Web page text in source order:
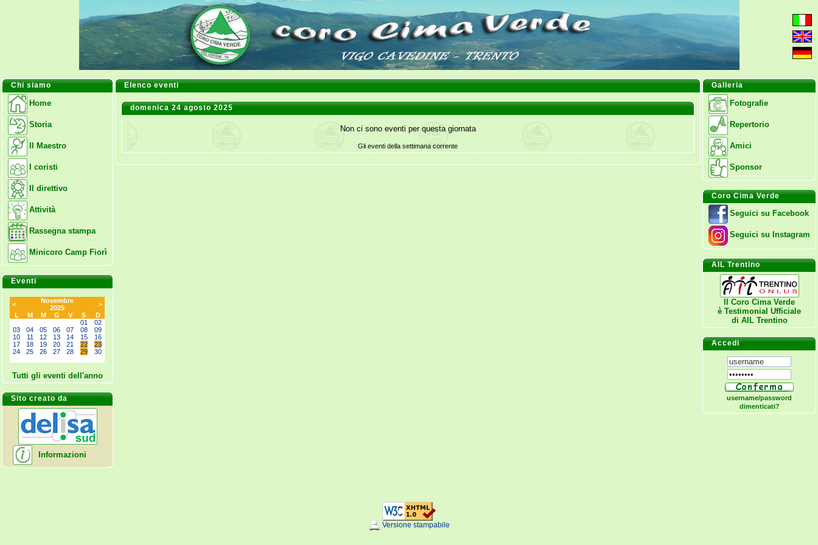
Chi siamo
Home
Storia
Il Maestro
I coristi
Il direttivo
Attività
Rassegna stampa
Minicoro Camp Fiorì
Eventi
<
Novembre
2025
>
L
M M G V S
D
01
02
03
04 05 06 07 08
09
10
11 12 13 14 15
16
17
18 19 20 21 22
23
24
25 26 27 28 29
30
Tutti gli eventi dell'anno
Sito creato da
Informazioni
Elenco eventi
domenica 24 agosto 2025
Non ci sono eventi per questa giornata
Gli eventi della settimana corrente
Galleria
Fotografie
Repertorio
Amici
Sponsor
Coro Cima Verde
Seguici su Facebook
Seguici su Instagram
AIL Trentino
Il Coro Cima Verde
è Testimonial Ufficiale
di AIL Trentino
Accedi
username/password
dimenticati?
Versione stampabile